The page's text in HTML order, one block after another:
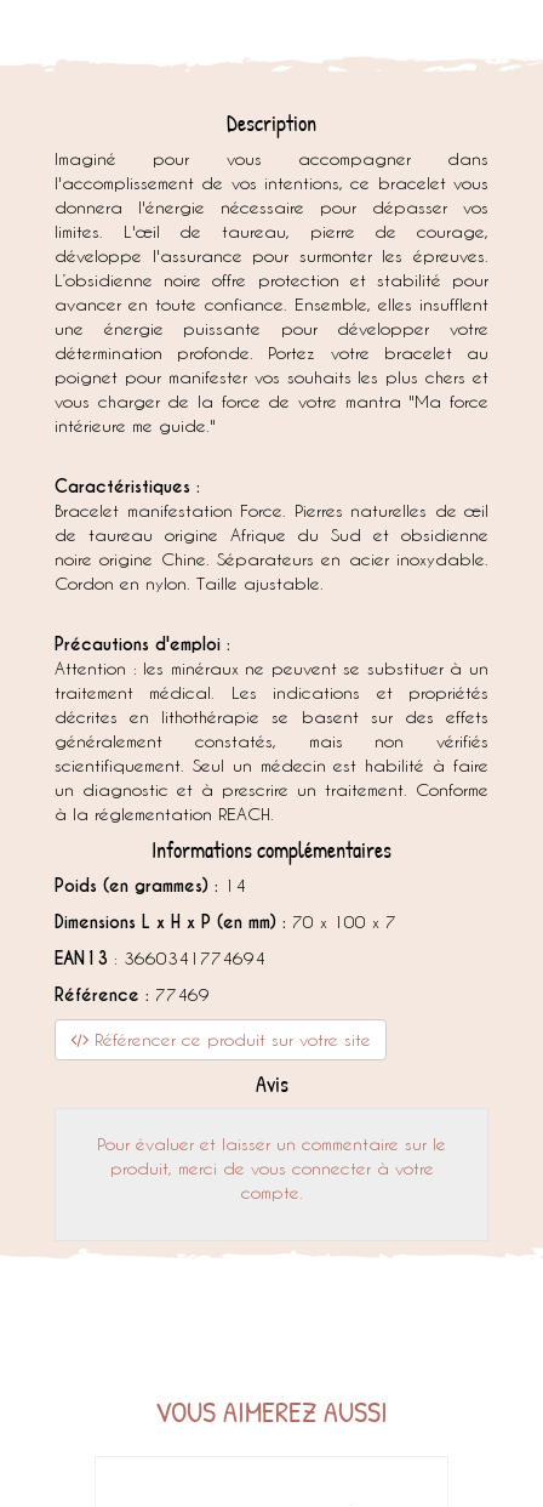
Description
Imaginé pour vous accompagner dans
l'accomplissement de vos intentions, ce bracelet vous
donnera l'énergie nécessaire pour dépasser vos
limites. L'œil de taureau, pierre de courage,
développe l'assurance pour surmonter les épreuves.
L’obsidienne noire offre protection et stabilité pour
avancer en toute confiance. Ensemble, elles insufflent
une énergie puissante pour développer votre
détermination profonde. Portez votre bracelet au
poignet pour manifester vos souhaits les plus chers et
vous charger de la force de votre mantra "Ma force
intérieure me guide."
Caractéristiques :
Bracelet manifestation Force. Pierres naturelles de œil
de taureau origine Afrique du Sud et obsidienne
noire origine Chine. Séparateurs en acier inoxydable.
Cordon en nylon. Taille ajustable.
Précautions d'emploi :
Attention : les minéraux ne peuvent se substituer à un
traitement médical. Les indications et propriétés
décrites en lithothérapie se basent sur des effets
généralement constatés, mais non vérifiés
scientifiquement. Seul un médecin est habilité à faire
un diagnostic et à prescrire un traitement. Conforme
à la réglementation REACH.
Informations complémentaires
Poids (en grammes) : 14
Dimensions L x H x P (en mm) : 70 x 100 x 7
EAN13 : 3660341774694
Référence : 77469
Référencer ce produit sur votre site
Avis
Pour évaluer et laisser un commentaire sur le
produit, merci de vous connecter à votre
compte.
VOUS AIMEREZ AUSSI